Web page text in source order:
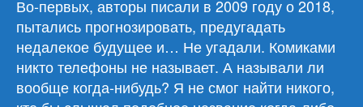
Во-первых, авторы писали в 2009 году о 2018,
пытались прогнозировать, предугадать
недалекое будущее и… Не угадали. Комиками
никто телефоны не называет. А называли ли
вообще когда-нибудь? Я не смог найти никого,